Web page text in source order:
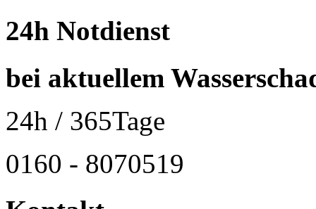
24h Notdienst
bei aktuellem
24h / 365Tage
0160 - 8070519